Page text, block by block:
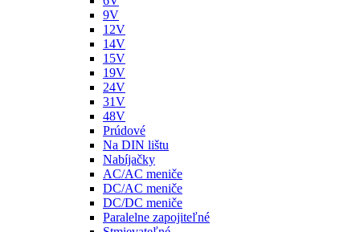
9V
12V
14V
15V
19V
24V
31V
48V
Prúdové
Na DIN lištu
Nabíjačky
AC/AC meniče
DC/AC meniče
DC/DC meniče
Paralelne zapojiteľné